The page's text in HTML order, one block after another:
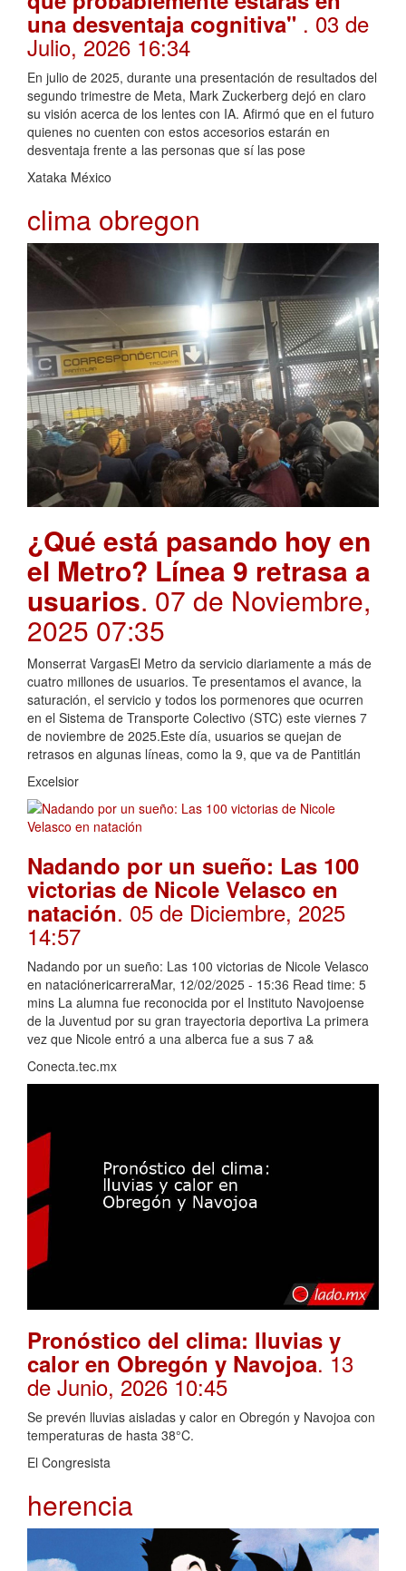
una desventaja cognitiva" . 03 de
Julio, 2026 16:34
En julio de 2025, durante una presentación de resultados del
segundo trimestre de Meta, Mark Zuckerberg dejó en claro
su visión acerca de los lentes con IA. Afirmó que en el futuro
quienes no cuenten con estos accesorios estarán en
desventaja frente a las personas que sí las pose
Xataka México
clima obregon
¿Qué está pasando hoy en
el Metro? Línea 9 retrasa a
usuarios. 07 de Noviembre,
2025 07:35
Monserrat VargasEl Metro da servicio diariamente a más de
cuatro millones de usuarios. Te presentamos el avance, la
saturación, el servicio y todos los pormenores que ocurren
en el Sistema de Transporte Colectivo (STC) este viernes 7
de noviembre de 2025.Este día, usuarios se quejan de
retrasos en algunas líneas, como la 9, que va de Pantitlán
Excelsior
Nadando por un sueño: Las 100
victorias de Nicole Velasco en
natación. 05 de Diciembre, 2025
14:57
Nadando por un sueño: Las 100 victorias de Nicole Velasco
en nataciónericarreraMar, 12/02/2025 - 15:36 Read time: 5
mins La alumna fue reconocida por el Instituto Navojoense
de la Juventud por su gran trayectoria deportiva La primera
vez que Nicole entró a una alberca fue a sus 7 a&
Conecta.tec.mx
Pronóstico del clima: lluvias y
calor en Obregón y Navojoa. 13
de Junio, 2026 10:45
Se prevén lluvias aisladas y calor en Obregón y Navojoa con
temperaturas de hasta 38°C.
El Congresista
herencia